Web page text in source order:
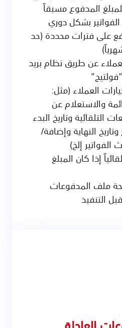
المدفوع مسبقاً
بشكل دوري
على فترات محددة (حد
عن طريق نظام بريد
العملاء (مثل:
والاستعلام عن
التلقائية وتاريخ البدء
النهاية وإضافة/
الفواتير إلخ)
إذا كان المبلغ
ملف المدفوعات
التنفيذ